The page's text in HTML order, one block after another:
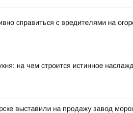
справиться с вредителями на
на чем строится истинное
выставили на продажу завод